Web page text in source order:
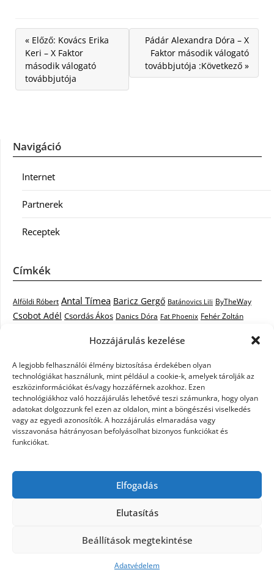
Hozzájárulás kezelése
A legjobb felhasználói élmény biztosítása érdekében olyan
technológiákat használunk, mint például a cookie-k, amelyek tárolják az
eszközinformációkat és/vagy hozzáférnek azokhoz. Ezen
technológiákhoz való hozzájárulás lehetővé teszi számunkra, hogy olyan
adatokat dolgozzunk fel ezen az oldalon, mint a böngészési viselkedés
vagy az egyedi azonosítók. A hozzájárulás elmaradása vagy
visszavonása hátrányosan befolyásolhat bizonyos funkciókat és
funkciókat.
Elfogadás
Elutasítás
Beállítások megtekintése
Adatvédelem
« Előző: Kovács Erika
Keri – X Faktor
második válogató
továbbjutója
Pádár Alexandra Dóra – X
Faktor második válogató
továbbjutója :Következő »
Navigáció
Internet
Partnerek
Receptek
Címkék
Alföldi Róbert Antal Tímea Baricz Gergő Batánovics Lili ByTheWay
Csobot Adél Csordás Ákos Danics Dóra Fat Phoenix Fehér Zoltán
Kovács László Stone
Krasznai Tünde Like LiL C. Malek Miklós mentor Muri Enikő
Nagy Feró Oláh Gergő Péterffy Lili Rocktenors RTL Klub
Cowell Szabó Dávid Szabó Ádám Szikora Róbert Takács Nikolas
Tarány Tamás Tóth Gabi Vastag Csaba Vastag Tamás
Kati X-factor X-FaktorX-Faktor videók
X-Faktor válogatásx faktor döntő Zámbó
©2026 X-Faktor Magyarországon 2014 – hírek –
WordPress Theme